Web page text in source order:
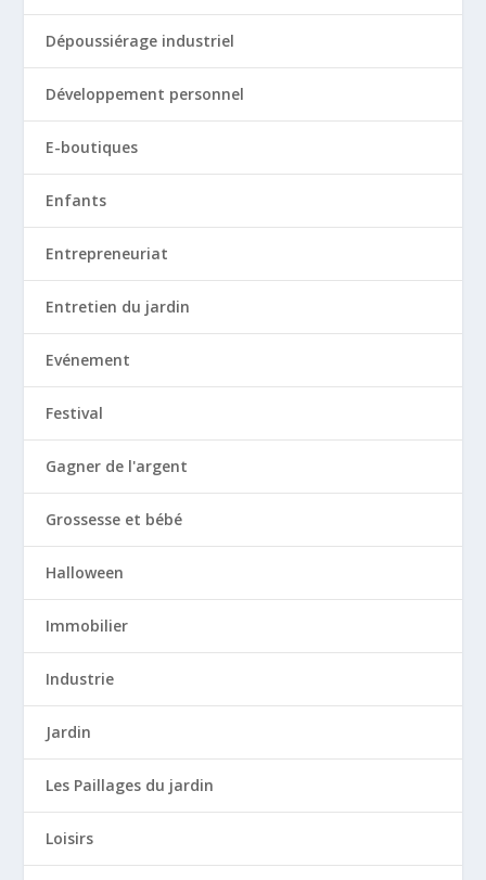
Dépoussiérage industriel
Développement personnel
E-boutiques
Enfants
Entrepreneuriat
Entretien du jardin
Evénement
Festival
Gagner de l'argent
Grossesse et bébé
Halloween
Immobilier
Industrie
Jardin
Les Paillages du jardin
Loisirs